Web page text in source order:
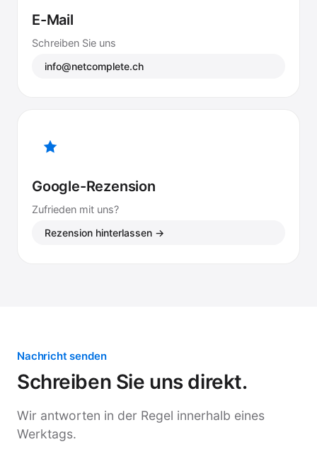
E-Mail
Schreiben Sie uns
info@netcomplete.ch
Google-Rezension
Zufrieden mit uns?
Rezension hinterlassen →
Nachricht senden
Schreiben Sie uns direkt.
Wir antworten in der Regel innerhalb eines
Werktags.